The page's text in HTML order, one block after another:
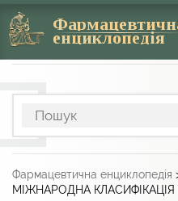
енциклопедія
Фармацевтична енциклопедія
МІЖНАРОДНА